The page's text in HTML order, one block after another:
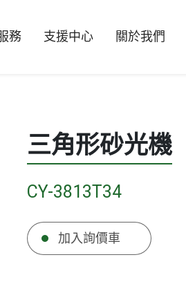
打釘機 氣動鑽
務 支援中心 關於我們
三角形砂光機
CY-3813T34
加入詢價車